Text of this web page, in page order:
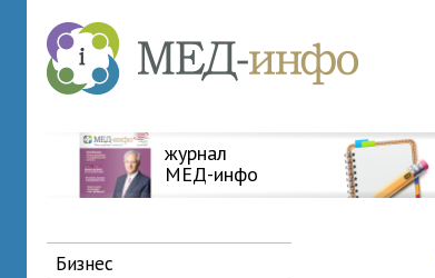
журнал
МЕД-инфо
бизнес